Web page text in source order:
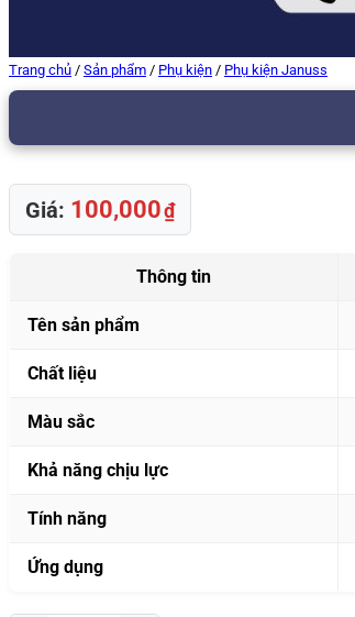
Trang chủ / Sản phẩm / Phụ kiện / Phụ kiện Januss
Giá: 100,000₫
Thông tin
Tên sản phẩm
Chất liệu
Màu sắc
Khả năng chịu lực
Tính năng
Ứng dụng